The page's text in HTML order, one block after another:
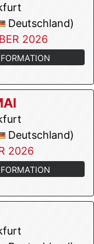
Deutschland)
2026
Deutschland)
2026